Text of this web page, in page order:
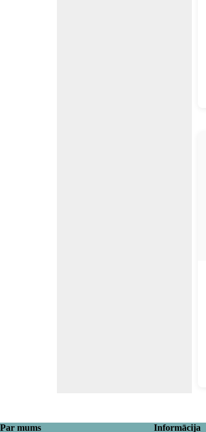
Par mums Informācija